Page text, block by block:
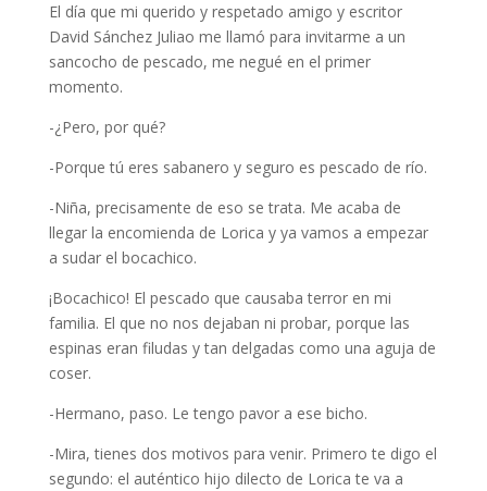
El día que mi querido y respetado amigo y escritor
David Sánchez Juliao me llamó para invitarme a un
sancocho de pescado, me negué en el primer
momento.
-¿Pero, por qué?
-Porque tú eres sabanero y seguro es pescado de río.
-Niña, precisamente de eso se trata. Me acaba de
llegar la encomienda de Lorica y ya vamos a empezar
a sudar el bocachico.
¡Bocachico! El pescado que causaba terror en mi
familia. El que no nos dejaban ni probar, porque las
espinas eran filudas y tan delgadas como una aguja de
coser.
-Hermano, paso. Le tengo pavor a ese bicho.
-Mira, tienes dos motivos para venir. Primero te digo el
segundo: el auténtico hijo dilecto de Lorica te va a